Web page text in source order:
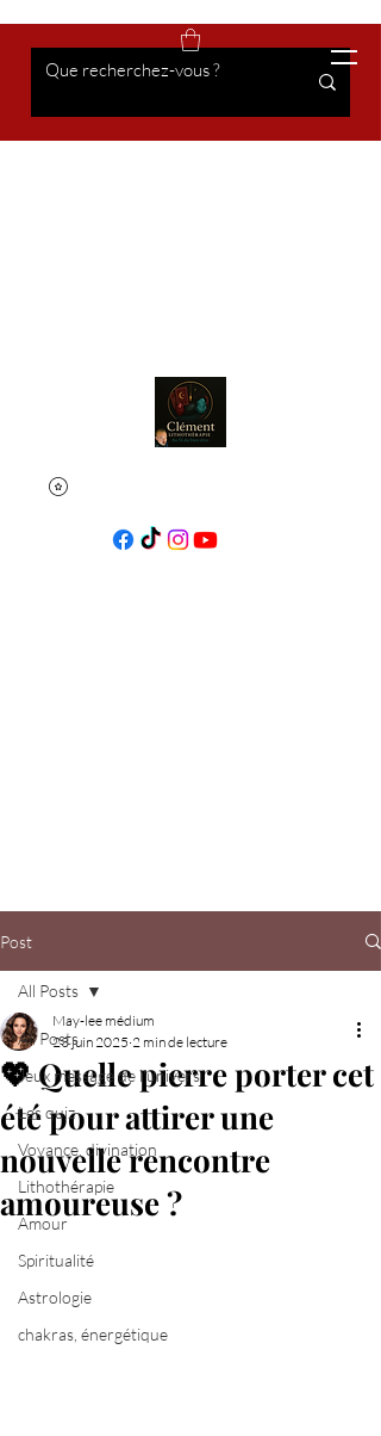
Post
All Posts
Jeux message de l'univers
Les quiz
Voyance, divination
Lithothérapie
Amour
Spiritualité
Astrologie
chakras, énergétique
All Posts
💖 Quelle pierre porter cet
été pour attirer une
nouvelle rencontre
amoureuse ?
May-lee médium
23 juin 2025 2 min de lecture